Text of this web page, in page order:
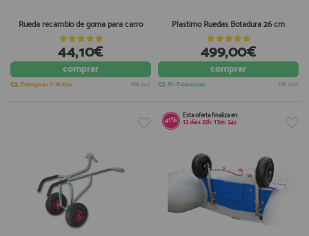
Rueda recambio de goma para carro
44,10€
comprar
Entrega en 7-10 días IVA incl.
Plastimo Ruedas Botadura 26 cm
499,00€
comprar
En Existencias IVA incl.
41% Esta oferta finaliza en:
12días22h:17m:24s